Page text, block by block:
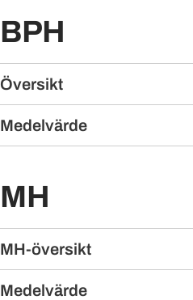
BPH
Översikt
Medelvärde
MH
MH-översikt
Medelvärde